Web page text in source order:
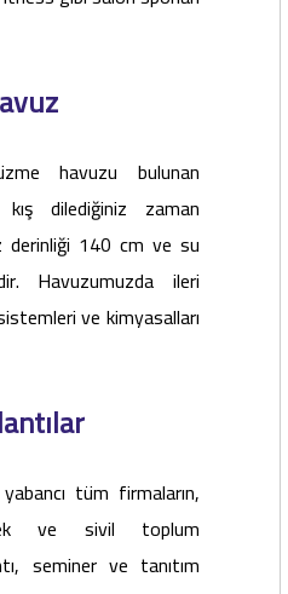
havuzu bulunan
dilediğiniz zaman
derinliği 140 cm ve su
Havuzumuzda ileri
ve kimyasalları
tüm firmaların,
ve sivil toplum
seminer ve tanıtım